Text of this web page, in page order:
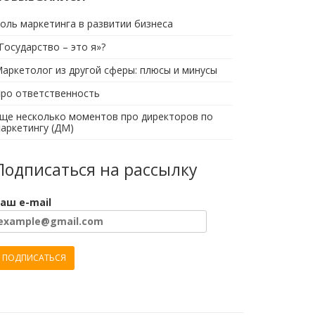
маркетинга в развитии бизнеса
– это я»?
из другой сферы: плюсы и минусы
ответственность
несколько моментов про директоров по
(ДМ)
на рассылку
e-mail